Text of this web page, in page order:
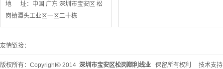
地 址：中国 广东 深圳市宝安区 松
岗镇潭头工业区一区二十栋
友情链接：
版权所有：Copyright© 2014 深圳市宝安区松岗顺利线业 保留所有权利 技术支